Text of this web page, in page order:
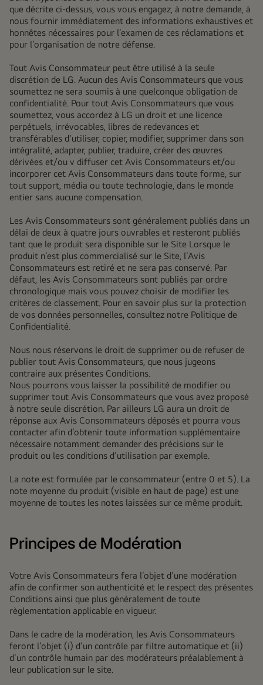
que décrite ci-dessus, vous vous engagez, à notre demande, à
nous fournir immédiatement des informations exhaustives et
honnêtes nécessaires pour l’examen de ces réclamations et
pour l’organisation de notre défense.
Tout Avis Consommateur peut être utilisé à la seule
discrétion de LG. Aucun des Avis Consommateurs que vous
soumettez ne sera soumis à une quelconque obligation de
confidentialité. Pour tout Avis Consommateurs que vous
soumettez, vous accordez à LG un droit et une licence
perpétuels, irrévocables, libres de redevances et
transférables d'utiliser, copier, modifier, supprimer dans son
intégralité, adapter, publier, traduire, créer des œuvres
dérivées et/ou v diffuser cet Avis Consommateurs et/ou
incorporer cet Avis Consommateurs dans toute forme, sur
tout support, média ou toute technologie, dans le monde
entier sans aucune compensation.
Les Avis Consommateurs sont généralement publiés dans un
délai de deux à quatre jours ouvrables et resteront publiés
tant que le produit sera disponible sur le Site Lorsque le
produit n’est plus commercialisé sur le Site, l’Avis
Consommateurs est retiré et ne sera pas conservé. Par
défaut, les Avis Consommateurs sont publiés par ordre
chronologique mais vous pouvez choisir de modifier les
critères de classement. Pour en savoir plus sur la protection
de vos données personnelles, consultez notre Politique de
Confidentialité.
Nous nous réservons le droit de supprimer ou de refuser de
publier tout Avis Consommateurs, que nous jugeons
contraire aux présentes Conditions.
Nous pourrons vous laisser la possibilité de modifier ou
supprimer tout Avis Consommateurs que vous avez proposé
à notre seule discrétion. Par ailleurs LG aura un droit de
réponse aux Avis Consommateurs déposés et pourra vous
contacter afin d’obtenir toute information supplémentaire
nécessaire notamment demander des précisions sur le
produit ou les conditions d’utilisation par exemple.
La note est formulée par le consommateur (entre 0 et 5). La
note moyenne du produit (visible en haut de page) est une
moyenne de toutes les notes laissées sur ce même produit.
Principes de Modération
Votre Avis Consommateurs fera l’objet d’une modération
afin de confirmer son authenticité et le respect des présentes
Conditions ainsi que plus généralement de toute
règlementation applicable en vigueur.
Dans le cadre de la modération, les Avis Consommateurs
feront l’objet (i) d’un contrôle par filtre automatique et (ii)
d’un contrôle humain par des modérateurs préalablement à
leur publication sur le site.